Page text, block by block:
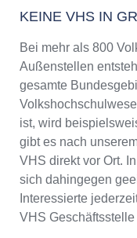
KEINE VHS IN
Bei mehr als 800
Außenstellen
gesamte
ist, wird
gibt es nach
VHS direkt vor Ort.
sich dahingegen
Interessierte
VHS